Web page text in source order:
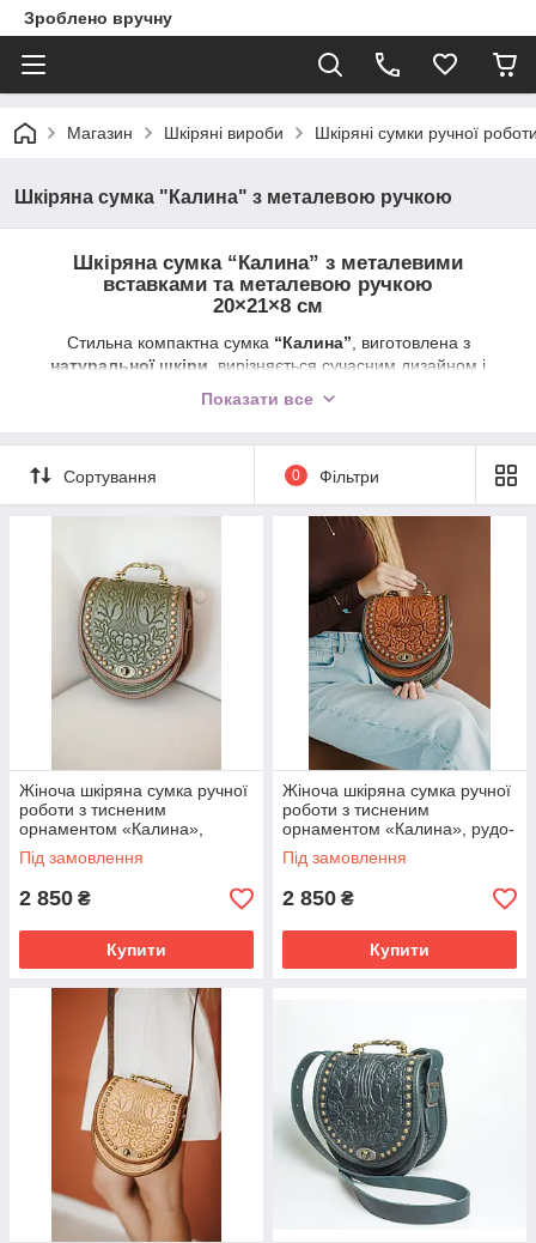
Зроблено вручну
Магазин Шкіряні вироби Шкіряні сумки ручної
Шкіряна сумка "Калина" з металевою ручкою
Шкіряна сумка “Калина” з металевими
вставками та металевою ручкою
20×21×8 см
Стильна компактна сумка “Калина” , виготовлена з
натуральної шкіри , вирізняється сучасним дизайном і
виразності та міцності. Зручнаметалева ручка
якісним матеріаламіретельному ручному
виконанню, сумка прослужить довгі роки. Компактний розмір
використання: всередині зручне відділення дозволяє
зберігати всі необхідні речі організовано та легко доступно.
Сумка“Калина”— це стильний аксесуар, який поєднує
елегантність,практичність
сучасний акцент металевих
деталей. Вона чудово доповнює різні образи та стане
прекрасним подарунком
для себе або близьких.
Показати все
Сортування 0 Фільтри
Жіноча шкіряна сумка ручної
роботи з тисненим
орнаментом «Калина»,
оливково-коричнева, з
металевою ручкою, 20×21×8
Під замовлення
2 850 ₴
Купити
Жіноча шкіряна сумка ручної
роботи з тисненим
орнаментом «Калина», рудо-
оливкова, з металевою
ручкою, 20×21×8 см
Під замовлення
2 850 ₴
Купити